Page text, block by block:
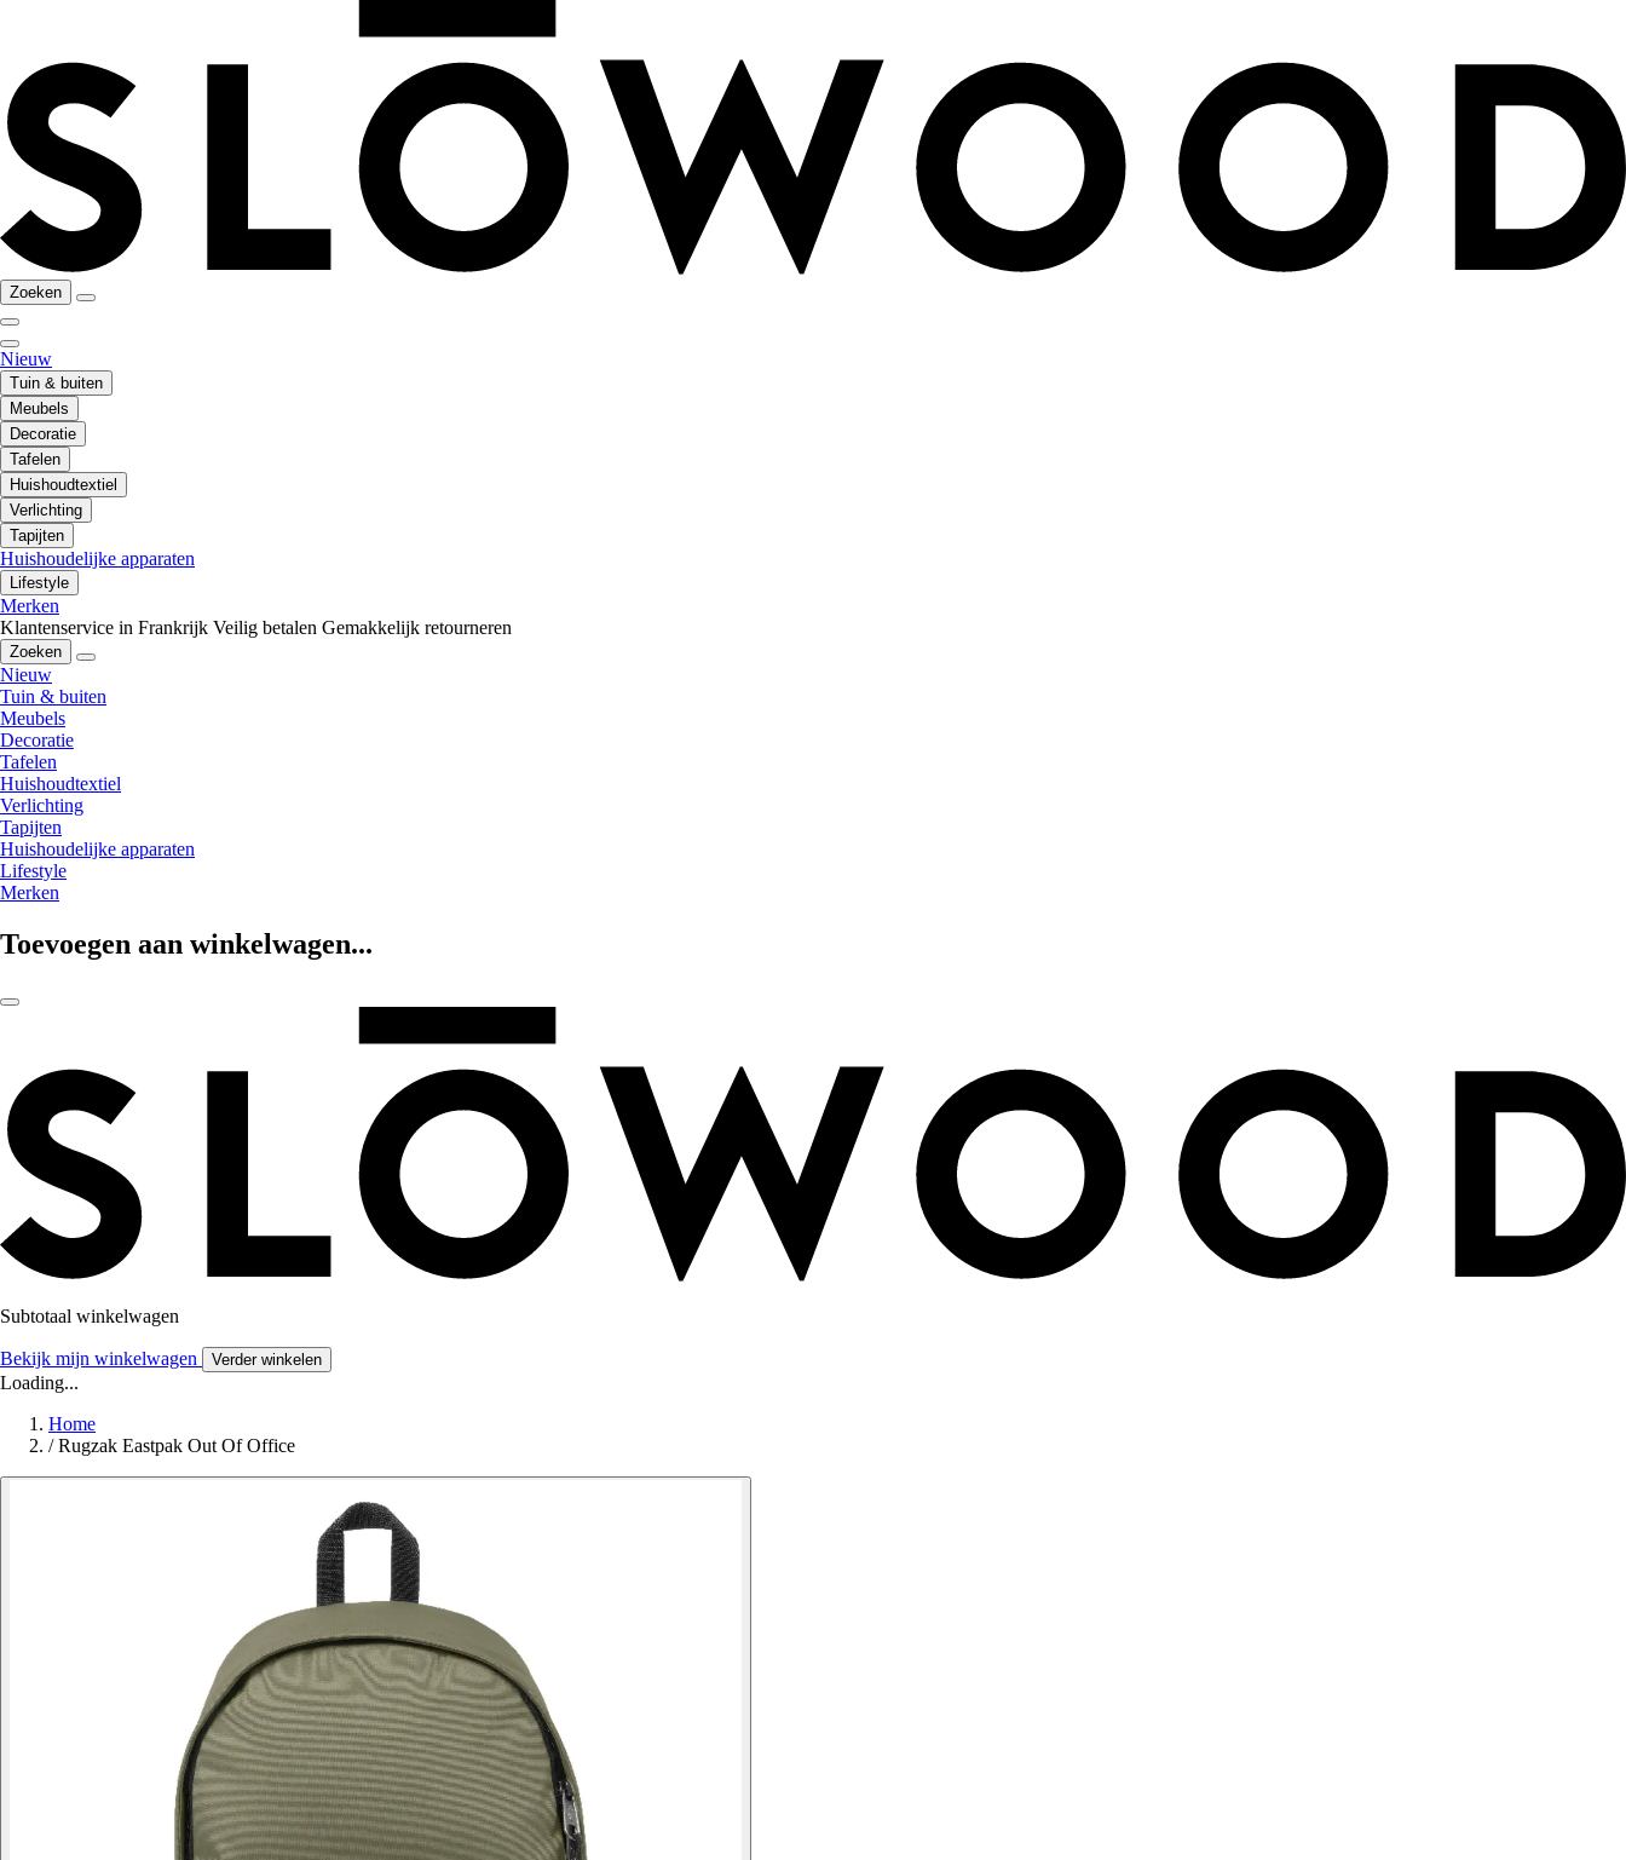
Zoeken
Nieuw
Tuin & buiten
Meubels
Decoratie
Tafelen
Huishoudtextiel
Verlichting
Tapijten
Huishoudelijke apparaten
Lifestyle
Merken
Klantenservice in Frankrijk Veilig betalen Gemakkelijk retourneren
Zoeken
Nieuw
Tuin & buiten
Meubels
Decoratie
Tafelen
Huishoudtextiel
Verlichting
Tapijten
Huishoudelijke apparaten
Lifestyle
Merken
Toevoegen aan winkelwagen...
Subtotaal winkelwagen
Bekijk mijn winkelwagen Verder winkelen
Loading...
Home
/ Rugzak Eastpak Out Of Office